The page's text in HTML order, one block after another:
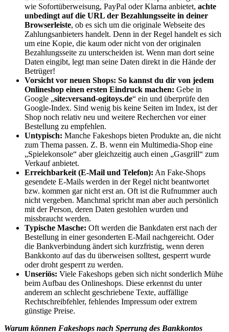
wie Sofortüberweisung, PayPal oder Klarna anbietet, achte
unbedingt auf die URL der Bezahlungsseite in deiner
Browserleiste, ob es sich um die originale Webseite des
Zahlungsanbieters handelt. Denn in der Regel handelt es sich
um eine Kopie, die kaum oder nicht von der originalen
Bezahlungsseite zu unterscheiden ist. Wenn man dort seine
Daten eingibt, legt man seine Daten direkt in die Hände der
Betrüger!
Vorsicht vor neuen Shops: So kannst du dir von jedem
Onlineshop einen ersten Eindruck machen: Gebe in
Google „site:versand-ogitoys.de“ ein und überprüfe den
Google-Index. Sind wenig bis keine Seiten im Index, ist der
Shop noch relativ neu und weitere Recherchen vor einer
Bestellung zu empfehlen.
Untypisch: Manche Fakeshops bieten Produkte an, die nicht
zum Thema passen. Z. B. wenn ein Multimedia-Shop eine
„Spielekonsole“ aber gleichzeitig auch einen „Gasgrill“ zum
Verkauf anbietet.
Erreichbarkeit (E-Mail und Telefon): An Fake-Shops
gesendete E-Mails werden in der Regel nicht beantwortet
bzw. kommen gar nicht erst an. Oft ist die Rufnummer auch
nicht vergeben. Manchmal spricht man aber auch persönlich
mit der Person, deren Daten gestohlen wurden und
missbraucht werden.
Typische Masche: Oft werden die Bankdaten erst nach der
Bestellung in einer gesonderten E-Mail nachgereicht. Oder
die Bankverbindung ändert sich kurzfristig, wenn deren
Bankkonto auf das du überweisen solltest, gesperrt wurde
oder droht gesperrt zu werden.
Unseriös: Viele Fakeshops geben sich nicht sonderlich Mühe
beim Aufbau des Onlineshops. Diese erkennst du unter
anderem an schlecht geschriebene Texte, auffällige
Rechtschreibfehler, fehlendes Impressum oder extrem
günstige Preise.
Warum können Fakeshops nach Sperrung des Bankkontos